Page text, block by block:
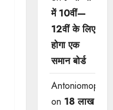
में 10वीं—
12वीं ​के लिए
होगा एक
समान बोर्ड
Antoniomop
on 18 लाख